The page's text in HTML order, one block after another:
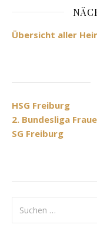
Übersicht aller
HSG Freiburg
2. Bundesliga
SG Freiburg